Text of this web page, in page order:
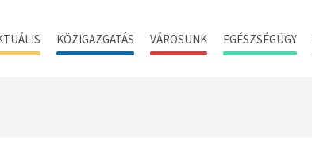
KÖZIGAZGATÁS VÁROSUNK EGÉSZSÉGÜGY